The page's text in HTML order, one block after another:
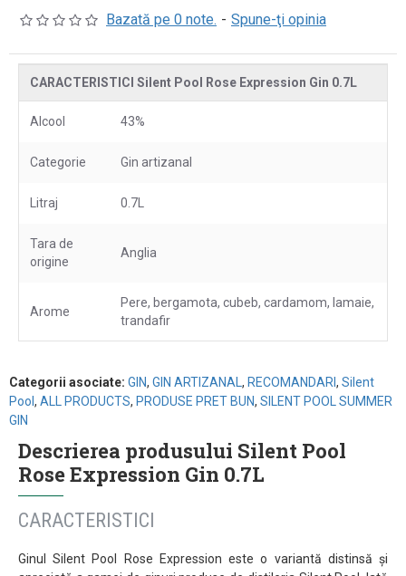
Bazată pe 0 note. - Spune-ţi opinia
CARACTERISTICI Silent Pool Rose Expression Gin 0.7L
Alcool 43%
Categorie Gin artizanal
Litraj 0.7L
Tara de
origine
Anglia
Arome
Pere, bergamota, cubeb, cardamom, lamaie,
trandafir
Categorii asociate: GIN, GIN ARTIZANAL, RECOMANDARI, Silent
Pool , ALL PRODUCTS, PRODUSE PRET BUN, SILENT POOL SUMMER
GIN
Descrierea produsului Silent Pool
Rose Expression Gin 0.7L
CARACTERISTICI
Ginul Silent Pool Rose Expression este o variantă distinsă și